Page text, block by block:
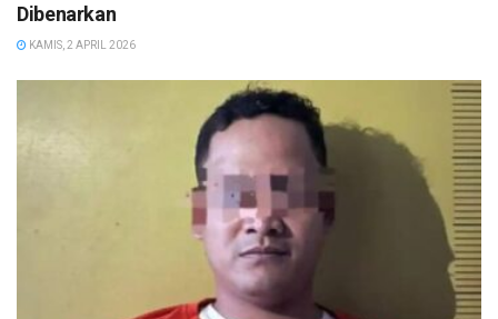
Dibenarkan
KAMIS, 2 APRIL 2026